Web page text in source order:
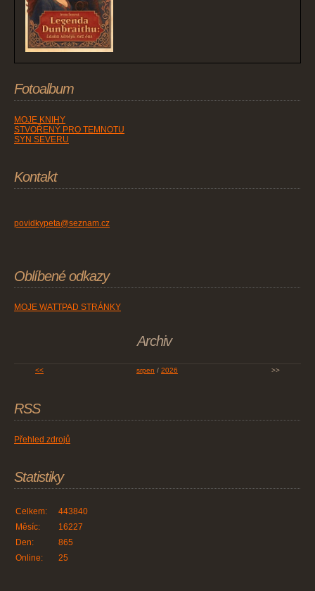
Fotoalbum
MOJE KNIHY
STVOŘENÝ PRO TEMNOTU
SYN SEVERU
Kontakt
povidkypeta@seznam.cz
Oblíbené odkazy
MOJE WATTPAD STRÁNKY
Archiv
<< srpen / 2026 >>
RSS
Přehled zdrojů
Statistiky
Online: 25
Celkem:
443840
Měsíc:
16227
Den:
865